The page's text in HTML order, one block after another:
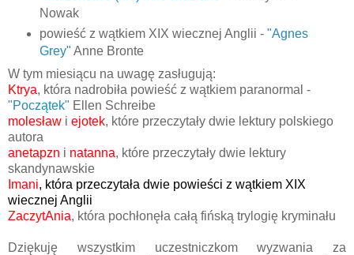
Nowak
powieść z wątkiem XIX wiecznej Anglii - "Agnes
Grey" Anne Bronte
W tym miesiącu na uwagę zasługują:
Ktrya, która nadrobiła powieść z wątkiem paranormal -
"Początek" Ellen Schreibe
molesław i ejotek, które przeczytały dwie lektury polskiego
autora
anetapzn i natanna, które przeczytały dwie lektury
skandynawskie
Imani, która przeczytała dwie powieści z wątkiem XIX
wiecznej Anglii
ZaczytAnia, która pochłonęła całą fińską trylogię kryminału
Dziękuję wszystkim uczestniczkom wyzwania za